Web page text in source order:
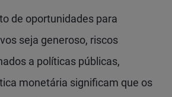
de oportunidades para
seja generoso, riscos
a políticas públicas,
monetária significam que os